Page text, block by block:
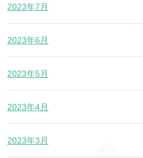
2023年7月
2023年6月
2023年5月
2023年4月
2023年3月